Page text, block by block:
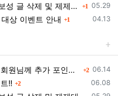
등록일
05.29
제 및 제제대상입니다. 1댓글
등록일
04.13
상 이벤트 안내 1
등록일
06.14
추가 포인트 쏩니다!! 2댓글
등록일
06.08
!! 2댓글